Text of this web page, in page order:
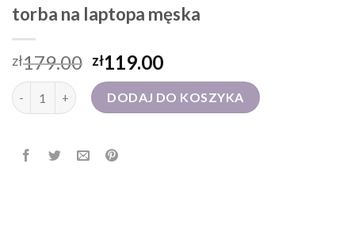
torba na laptopa męska
zł179.00 zł119.00
ilość torba na laptopa męskaDODAJ DO KOSZYKA